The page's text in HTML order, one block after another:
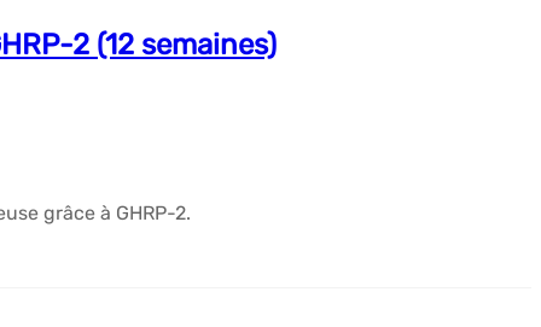
2 (12 semaines)
grâce à GHRP-2.